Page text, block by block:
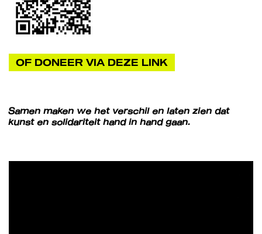
OF DONEER VIA DEZE LINK
Samen maken we het verschil en laten zien dat
kunst en solidariteit hand in hand gaan.